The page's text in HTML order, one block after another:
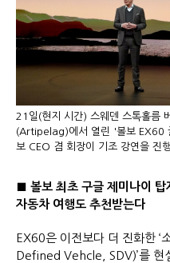
21일(현지 시간) 스웨덴 스톡홀름
(Artipelag)에서 열린 '볼보 EX60
보 CEO 겸 회장이 기조 강연을 진
■ 볼보 최초 구글 제미나이
자동차 여행도 추천받는다
EX60은 이전보다 더 진화한
Defined Vehcle, SDV)’를 현